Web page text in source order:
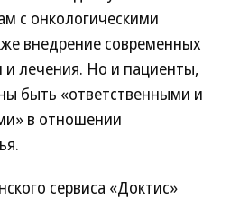
с онкологическими
внедрение современных
и лечения. Но и пациенты,
быть «ответственными и
в отношении
сервиса «Доктис»